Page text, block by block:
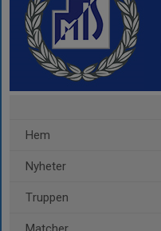
Hem
Nyheter
Truppen